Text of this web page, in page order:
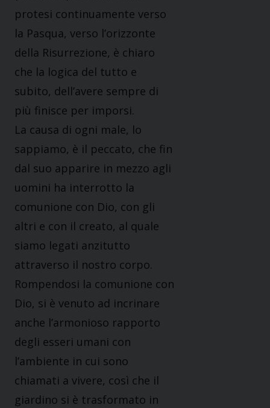
protesi continuamente verso
la Pasqua, verso l’orizzonte
della Risurrezione, è chiaro
che la logica del tutto e
subito, dell’avere sempre di
più finisce per imporsi.
La causa di ogni male, lo
sappiamo, è il peccato, che fin
dal suo apparire in mezzo agli
uomini ha interrotto la
comunione con Dio, con gli
altri e con il creato, al quale
siamo legati anzitutto
attraverso il nostro corpo.
Rompendosi la comunione con
Dio, si è venuto ad incrinare
anche l’armonioso rapporto
degli esseri umani con
l’ambiente in cui sono
chiamati a vivere, così che il
giardino si è trasformato in